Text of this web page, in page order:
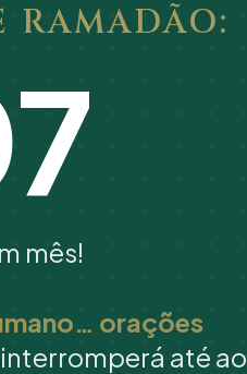
RAMADÃO:
mês!
orações
até ao